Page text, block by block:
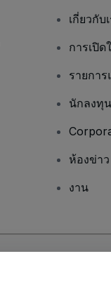
เกี่ยวกับ
การเปิ
รายกา
นักลงทุน
ห้องข่าว
งาน